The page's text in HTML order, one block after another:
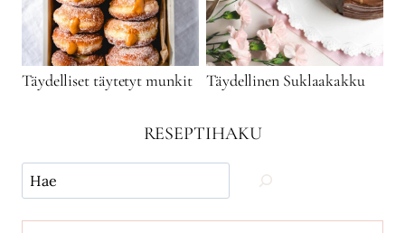
Täydelliset täytetyt munkit Täydellinen Suklaakakku
RESEPTIHAKU
Käytä
hakua
ja